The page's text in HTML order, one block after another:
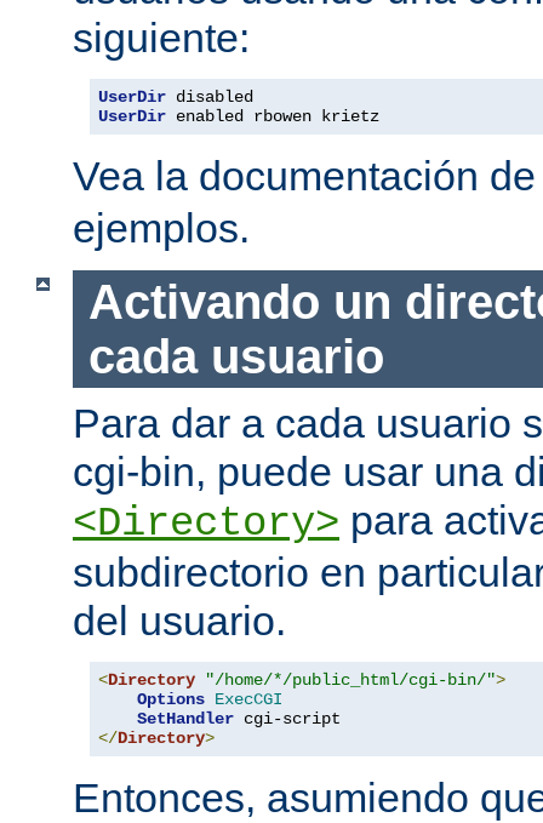
siguiente:
UserDir
UserDir enabled rbowen krietz
Vea la documentación
ejemplos.
Activando un
cada usuario
Para dar a cada usuario
cgi-bin, puede usar una
<Directory> para
subdirectorio en
del usuario.
<Directory "/home/*/public_html/cgi-bin/">
Options ExecCGI
SetHandler
</Directory>
Entonces, asumiendo